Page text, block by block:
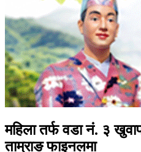
महिला तर्फ वडा नं. ३
ताम्राङ फाइनलमा